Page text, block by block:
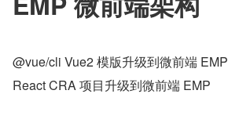
@vue/cli Vue2 模版升级到微前端 EMP
React CRA 项目升级到微前端 EMP